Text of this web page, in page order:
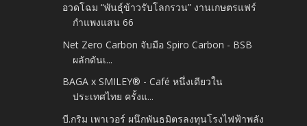
อวดโฉม “พันธุ์ข้าวรับโลกรวน” งานเกษตรแฟร์
กำแพงแสน 66
Net Zero Carbon จับมือ Spiro Carbon - BSB
ผลักดันเ...
BAGA x SMILEY® - Café หนึ่งเดียวใน
ประเทศไทย ครั้งแ...
บี.กริม เพาเวอร์ ผนึกพันธมิตรลงทุนโรงไฟฟ้าพลัง